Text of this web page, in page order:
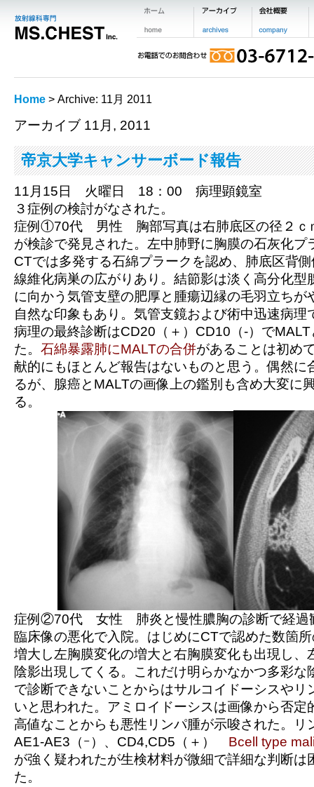
Home > Archive: 11月 2011
アーカイブ 11月, 2011
帝京大学キャンサーボード報告
11月15日 火曜日 18：00 病理顕鏡室
３症例の検討がなされた。
症例①70代 男性 胸部写真は右肺底区の径２ｃ
が検診で発見された。左中肺野に胸膜の石灰化プ
CTでは多発する石綿プラークを認め、肺底区背
線維化病巣の広がりあり。結節影は淡く高分化型
に向かう気管支壁の肥厚と腫瘍辺縁の毛羽立ちが
自然な印象もあり。気管支鏡および術中迅速病理
病理の最終診断はCD20（＋）CD10（-）で
た。 石綿暴露肺にMALTの合併があることは初め
献的にもほとんど報告はないものと思う。偶然に
るが、腺癌とMALTの画像上の鑑別も含め大変に
る。
症例②70代 女性 肺炎と慢性膿胸の診断で経過
臨床像の悪化で入院。はじめにCTで認めた数箇
増大し左胸膜変化の増大と右胸膜変化も出現し、
陰影出現してくる。これだけ明らかなかつ多彩な
で診断できないことからはサルコイドーシスやリ
いと思われた。アミロイドーシスは画像から否定
高値なことからも悪性リンパ腫が示唆された。リ
AE1-AE3（ｰ）、CD4,CD5（＋） Bcell type
が強く疑われたが生検材料が微細で詳細な判断は
た。